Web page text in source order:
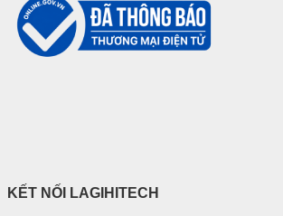
KẾT NỐI LAGIHITECH